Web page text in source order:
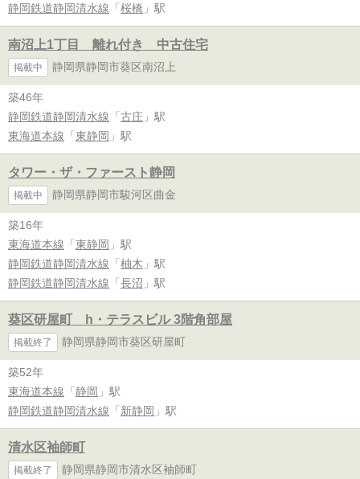
静岡鉄道静岡清水線 「 桜橋 」駅
南沼上1丁目 離れ付き 中古住宅
掲載中 静岡県静岡市葵区南沼上
築46年
静岡鉄道静岡清水線 「 古庄 」駅
東海道本線 「 東静岡 」駅
タワー・ザ・ファースト静岡
掲載中 静岡県静岡市駿河区曲金
築16年
東海道本線 「 東静岡 」駅
静岡鉄道静岡清水線 「 柚木 」駅
静岡鉄道静岡清水線 「 長沼 」駅
葵区研屋町 h・テラスビル 3階角部屋
掲載終了 静岡県静岡市葵区研屋町
築52年
東海道本線 「 静岡 」駅
静岡鉄道静岡清水線 「 新静岡 」駅
清水区袖師町
掲載終了 静岡県静岡市清水区袖師町